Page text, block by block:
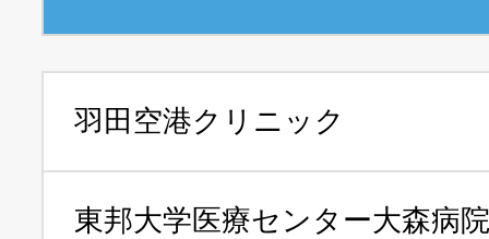
羽田空港クリニック
東邦大学医療センター大森病